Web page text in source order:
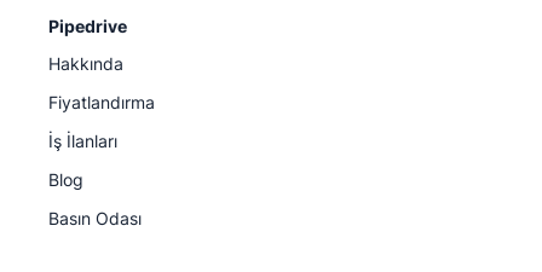
Pipedrive
Hakkında
Fiyatlandırma
İş İlanları
Blog
Basın Odası